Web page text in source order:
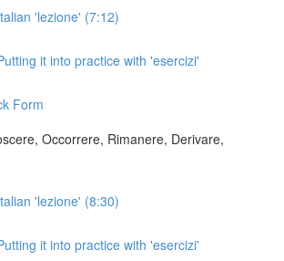
'lezione' (7:12)
it into practice with 'esercizi'
Form
Occorrere, Rimanere, Derivare,
'lezione' (8:30)
it into practice with 'esercizi'